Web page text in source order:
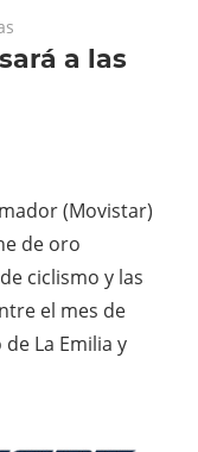
a las
(Movistar)
de oro
ciclismo y las
el mes de
La Emilia y